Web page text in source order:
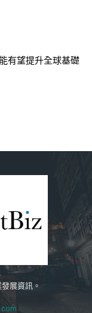
有望提升全球基礎
展資訊。